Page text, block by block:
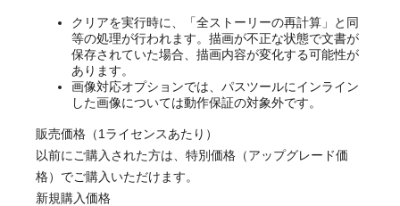
クリアを実行時に、「全ストーリーの再計算」と同
等の処理が行われます。描画が不正な状態で文書が
保存されていた場合、描画内容が変化する可能性が
あります。
画像対応オプションでは、パスツールにインライン
した画像については動作保証の対象外です。
販売価格（1ライセンスあたり）
以前にご購入された方は、特別価格（アップグレード価
格）でご購入いただけます。
新規購入価格